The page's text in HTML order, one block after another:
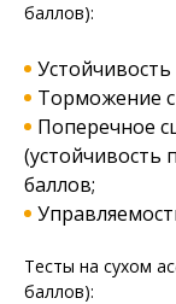
баллов):
Торможение с
Поперечное
(устойчивость
баллов;
Тесты на сухом
баллов):